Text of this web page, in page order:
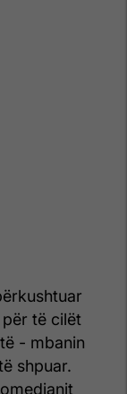
të cilët
- mbanin
shpuar.